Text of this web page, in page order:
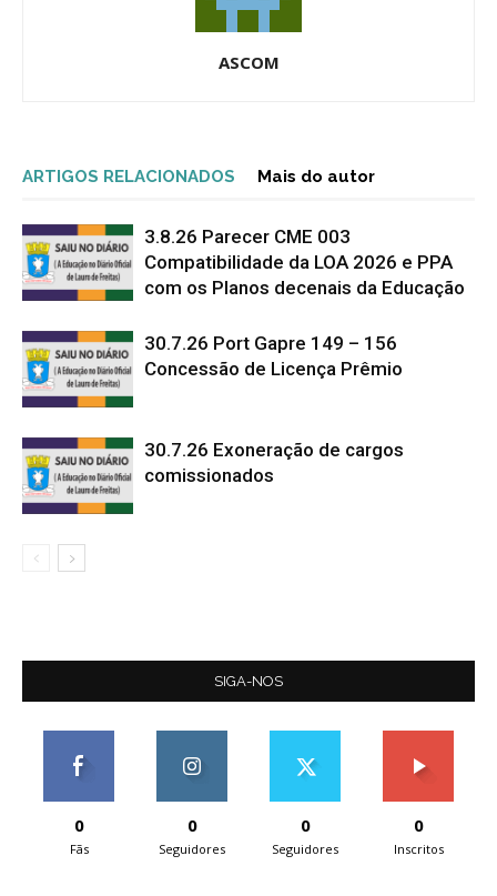
ASCOM
ARTIGOS RELACIONADOS Mais do autor
3.8.26 Parecer CME 003
Compatibilidade da LOA 2026 e PPA
com os Planos decenais da Educação
30.7.26 Port Gapre 149 – 156
Concessão de Licença Prêmio
30.7.26 Exoneração de cargos
comissionados
SIGA-NOS
0
Fãs
0
Seguidores
0
Seguidores
0
Inscritos